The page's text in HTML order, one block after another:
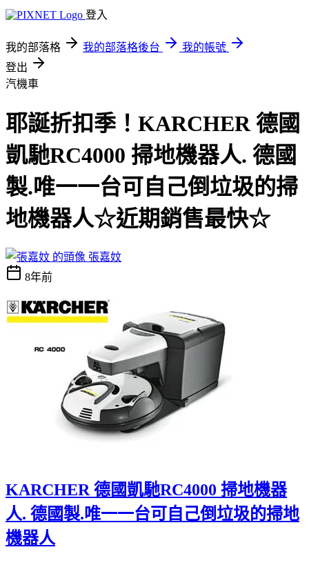
登入
我的部落格 我的部落格後台
我的帳號
登出
汽機車
耶誕折扣季！KARCHER 德國
凱馳RC4000 掃地機器人. 德國
製.唯一一台可自己倒垃圾的掃
地機器人☆近期銷售最快☆
張嘉妏
8年前
KARCHER 德國凱馳RC4000 掃地機器
人. 德國製.唯一一台可自己倒垃圾的掃地
機器人